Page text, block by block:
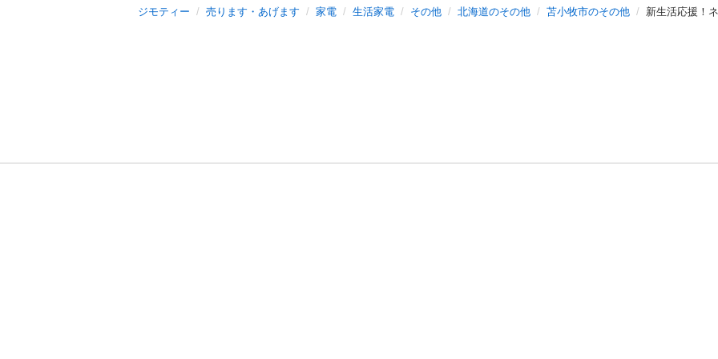
ジモティー 売ります・あげます 家電 生活家電 その他 北海道のその他 苫小牧市のその他 新生活応援！